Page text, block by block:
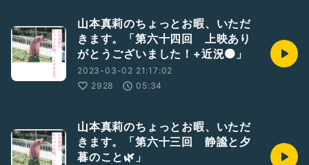
山本真莉のちょっとお暇、いただ
きます。「第六十四回 上映あり
がとうございました！+近況🟠」
2023-03-02 21:17:02
2928
05:34
山本真莉のちょっとお暇、いただ
きます。「第六十三回 静謐と夕
暮のこと🌿」